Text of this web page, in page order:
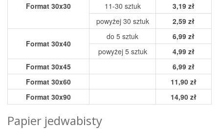
Format 30x30
11-30 sztuk
3,19 zł
powyżej 30 sztuk
2,59 zł
Format 30x40
do 5 sztuk
6,99 zł
powyżej 5 sztuk
4,99 zł
Format 30x45
6,99 zł
Format 30x60
11,90 zł
Format 30x90
14,90 zł
Papier jedwabisty